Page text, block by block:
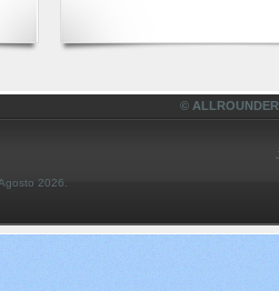
© ALLROUNDER
2026.